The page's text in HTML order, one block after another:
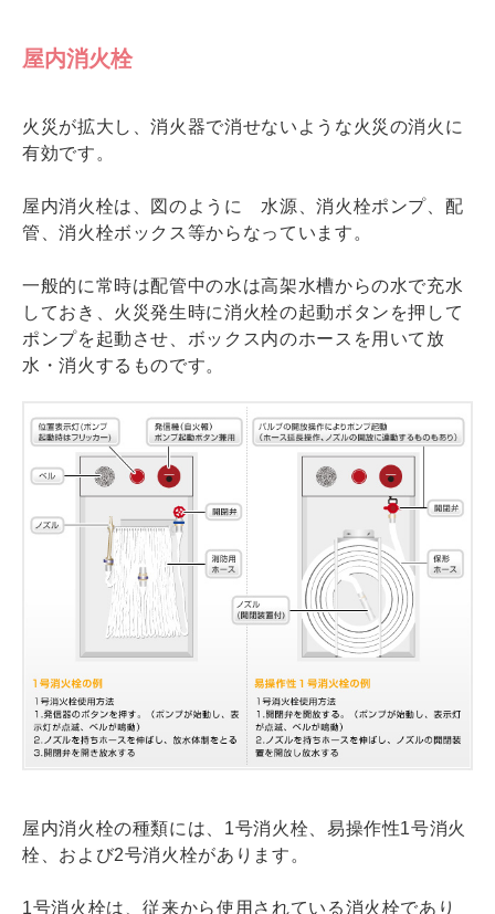
屋内消火栓
火災が拡大し、消火器で消せないような火災の消火に
有効です。
屋内消火栓は、図のように 水源、消火栓ポンプ、配
管、消火栓ボックス等からなっています。
一般的に常時は配管中の水は高架水槽からの水で充水
しておき、火災発生時に消火栓の起動ボタンを押して
ポンプを起動させ、ボックス内のホースを用いて放
水・消火するものです。
屋内消火栓の種類には、1号消火栓、易操作性1号消火
栓、および2号消火栓があります。
1号消火栓は、従来から使用されている消火栓であり